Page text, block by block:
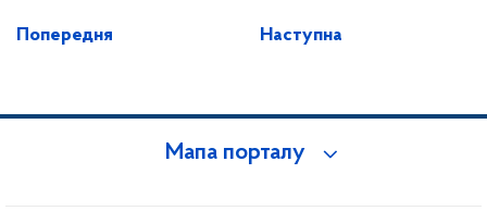
Попередня Наступна
Мапа порталу